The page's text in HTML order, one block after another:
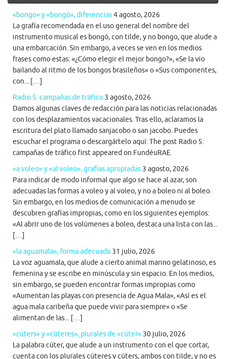
«bongo» y «bongó», diferencias4 agosto, 2026
La grafía recomendada en el uso general del nombre del
instrumento musical es bongó, con tilde, y no bongo, que alude a
una embarcación. Sin embargo, a veces se ven en los medios
frases como estas: «¿Cómo elegir el mejor bongo?», «Se la vio
bailando al ritmo de los bongos brasileños» o «Sus componentes,
con... […]
Radio 5: campañas de tráfico 3 agosto, 2026
Damos algunas claves de redacción para las noticias relacionadas
con los desplazamientos vacacionales. Tras ello, aclaramos la
escritura del plato llamado sanjacobo o san jacobo. Puedes
escuchar el programa o descargártelo aquí: The post Radio 5:
campañas de tráfico first appeared on FundéuRAE.
«a voleo» y «al voleo», grafías apropiadas 3 agosto, 2026
Para indicar de modo informal que algo se hace al azar, son
adecuadas las formas a voleo y al voleo, y no a boleo ni al boleo.
Sin embargo, en los medios de comunicación a menudo se
descubren grafías impropias, como en los siguientes ejemplos:
«Al abrir uno de los volúmenes a boleo, destaca una lista con las...
[…]
«la aguamala», forma adecuada 31 julio, 2026
La voz aguamala, que alude a cierto animal marino gelatinoso, es
femenina y se escribe en minúscula y sin espacio. En los medios,
sin embargo, se pueden encontrar formas impropias como
«Aumentan las playas con presencia de Agua Mala», «Así es el
agua mala caribeña que puede vivir para siempre» o «Se
alimentan de las... […]
«cúters» y «cúteres», plurales de «cúter» 30 julio, 2026
La palabra cúter, que alude a un instrumento con el que cortar,
cuenta con los plurales cúteres y cúters, ambos con tilde, y no es